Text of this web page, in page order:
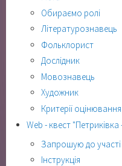
Обираємо ролі
Літературознавець
Фольклорист
Дослідник
Мовознавець
Художник
Критерії оцінювання
Web - квест "Петриківка
Запрошую до участі
Інструкція